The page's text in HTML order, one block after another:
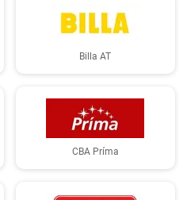
Billa AT
CBA Príma